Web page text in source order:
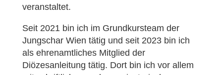
veranstaltet.
Seit 2021 bin ich im Grundkursteam der
Jungschar Wien tätig und seit 2023 bin ich
als ehrenamtliches Mitglied der
Diözesanleitung tätig. Dort bin ich vor allem